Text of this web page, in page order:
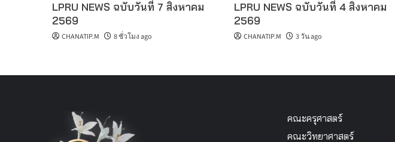
LPRU NEWS ฉบับวันที่ 7 สิงหาคม
2569
CHANATIP.M 8 ชั่วโมง ago
LPRU NEWS ฉบับวันที่ 4 สิงหาคม
2569
CHANATIP.M 3 วัน ago
คณะครุศาสตร์
คณะวิทยาศาสตร์